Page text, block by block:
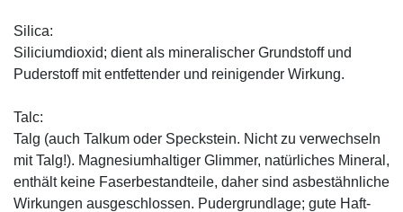
Silica:
Siliciumdioxid; dient als mineralischer Grundstoff und
Puderstoff mit entfettender und reinigender Wirkung.
Talc:
Talg (auch Talkum oder Speckstein. Nicht zu verwechseln
mit Talg!). Magnesiumhaltiger Glimmer, natürliches Mineral,
enthält keine Faserbestandteile, daher sind asbestähnliche
Wirkungen ausgeschlossen. Pudergrundlage; gute Haft-